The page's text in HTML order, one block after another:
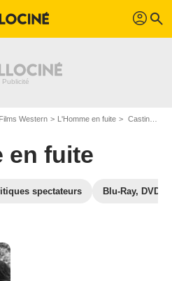
profil search
Films Western L'Homme en fuite Casting L'Homme en fuite
en fuite
spectateurs Blu-Ray, DVD